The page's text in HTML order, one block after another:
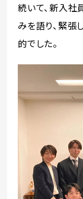
続いて、新入
みを語り、緊張
的でした。